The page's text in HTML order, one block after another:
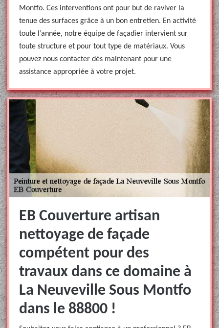
Montfo. Ces interventions ont pour but de raviver la
tenue des surfaces grâce à un bon entretien. En activité
toute l’année, notre équipe de façadier intervient sur
toute structure et pour tout type de matériaux. Vous
pouvez nous contacter dès maintenant pour une
assistance appropriée à votre projet.
EB Couverture artisan
nettoyage de façade
compétent pour des
travaux dans ce domaine à
La Neuveville Sous Montfo
dans le 88800 !